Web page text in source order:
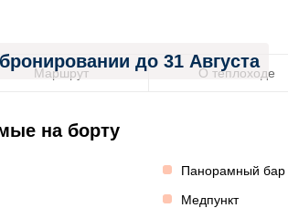
до 31 Августа
Маршрут О теплоходе
на борту
Панорамный бар
Медпункт